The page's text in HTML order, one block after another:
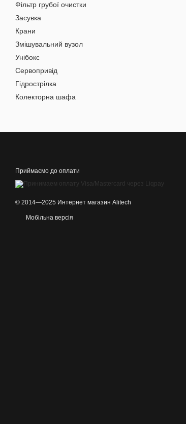
Фільтр грубої очистки
Засувка
Крани
Змішувальний вузол
Унібокс
Сервопривід
Гідрострілка
Колекторна шафа
Приймаємо до оплати
© 2014—2025 Интернет магазин Alitech
Мобільна версія